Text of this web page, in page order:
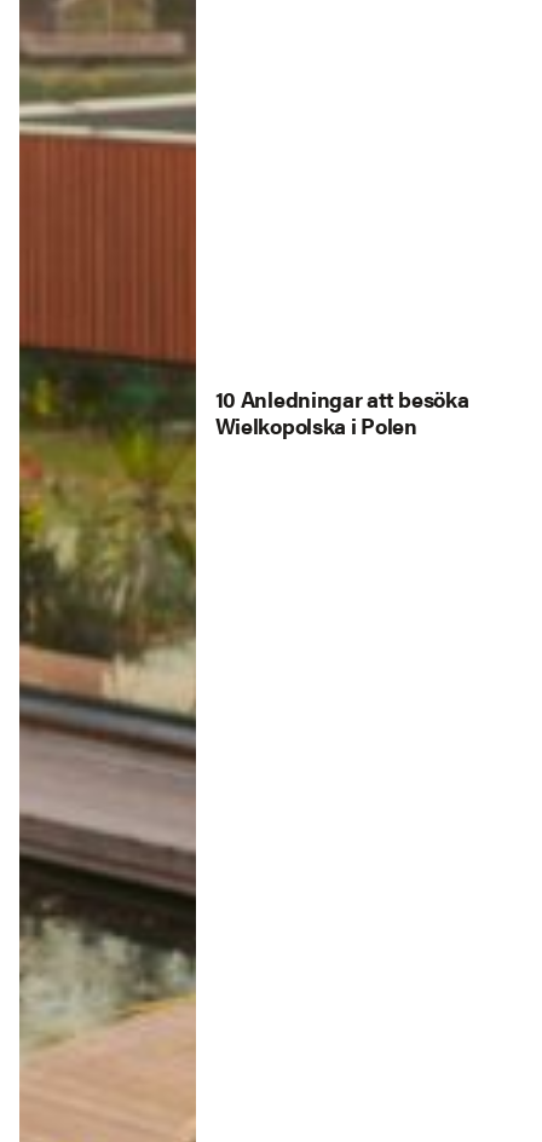
10 Anledningar att besöka
Wielkopolska i Polen